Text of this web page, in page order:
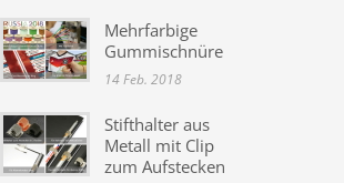
Mehrfarbige
Gummischnüre
14 Feb. 2018
Stifthalter aus
Metall mit Clip
zum Aufstecken